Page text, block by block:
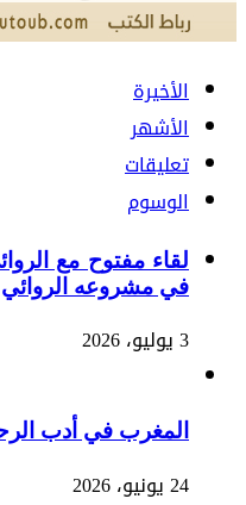
الأخيرة
الأشهر
تعليقات
الوسوم
لقاء مفتوح مع
في مشروعه الروائي
3 يوليو، 2026
المغرب في أدب
24 يونيو، 2026